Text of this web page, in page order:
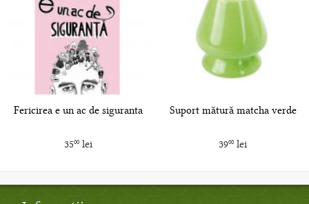
Fericirea e un ac de siguranta
3500lei
Suport mătură matcha verde
3900lei